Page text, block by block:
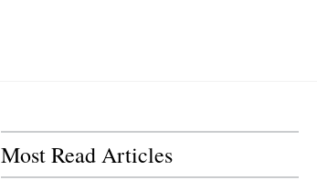
Most Read Articles